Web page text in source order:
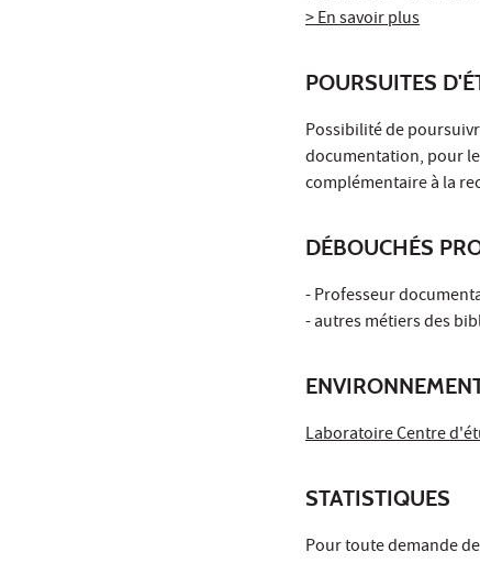
> En savoir plus
POURSUITES
Possibilité de
documentation, pour
complémentaire à la
DÉBOUCHÉS
- Professeur
- autres métiers des
Laboratoire Centre
STATISTIQUES
Pour toute demande